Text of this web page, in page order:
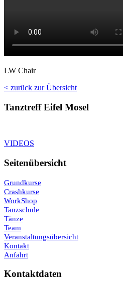
LW Chair
< zurück zur Übersicht
Tanztreff Eifel Mosel
VIDEOS
Seitenübersicht
Grundkurse
Crashkurse
WorkShop
Tanzschule
Tänze
Team
Veranstaltungsübersicht
Kontakt
Anfahrt
Kontaktdaten